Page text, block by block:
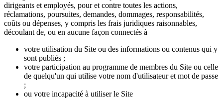
dirigeants et employés, pour et contre toutes les actions,
réclamations, poursuites, demandes, dommages, responsabilités,
coûts ou dépenses, y compris les frais juridiques raisonnables,
découlant de, ou en aucune façon connectés à
votre utilisation du Site ou des informations ou contenus qui y
sont publiés ;
votre participation au programme de membres du Site ou celle
de quelqu'un qui utilise votre nom d'utilisateur et mot de passe
;
ou votre incapacité à utiliser le Site